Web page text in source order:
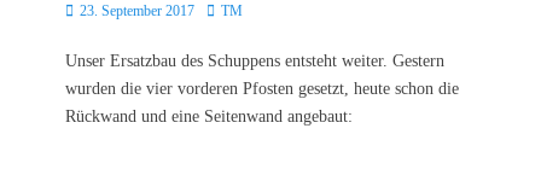
Posted
23. September 2017 Autor
TM
Unser Ersatzbau des Schuppens entsteht weiter. Gestern
wurden die vier vorderen Pfosten gesetzt, heute schon die
Rückwand und eine Seitenwand angebaut: